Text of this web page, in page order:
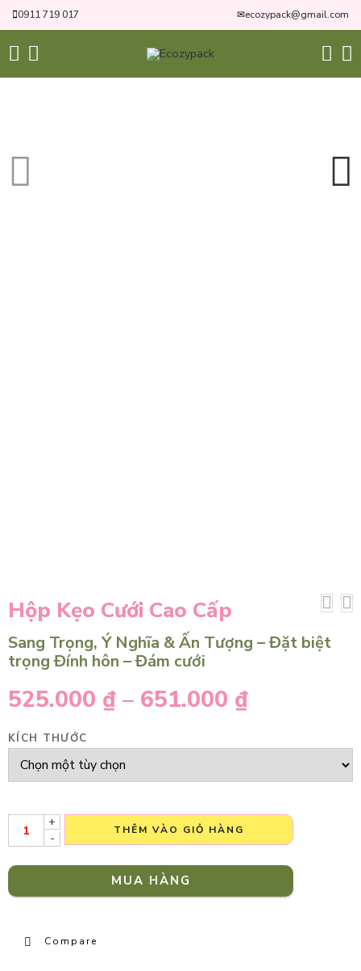
0911 719 017 ✉ecozypack@gmail.com
Hộp Kẹo Cưới Cao Cấp
Sang Trọng, Ý Nghĩa & Ấn Tượng – Đặt biệt
trọng Đính hôn – Đám cưới
525.000 ₫ – 651.000 ₫
KÍCH THƯỚC
+
-
THÊM VÀO GIỎ HÀNG
MUA HÀNG
Compare